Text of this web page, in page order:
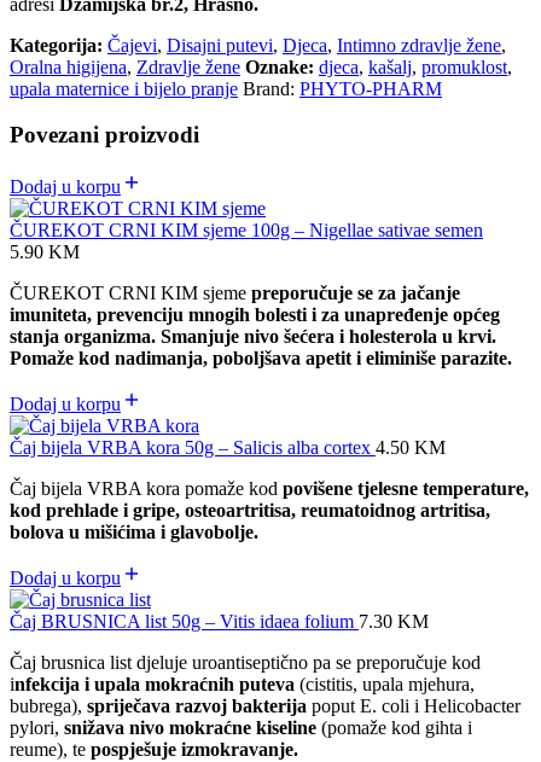
Kategorija: Čajevi, Disajni putevi, Djeca, Intimno zdravlje žene,
Oralna higijena, Zdravlje žene Oznake: djeca, kašalj, promuklost,
upala maternice i bijelo pranje Brand: PHYTO-PHARM
Povezani proizvodi
Dodaj u korpu
ČUREKOT CRNI KIM sjeme 100g – Nigellae sativae semen
5.90 KM
ČUREKOT CRNI KIM sjeme preporučuje se za jačanje
imuniteta, prevenciju mnogih bolesti i za unapređenje općeg
stanja organizma. Smanjuje nivo šećera i holesterola u krvi.
Pomaže kod nadimanja, poboljšava apetit i eliminiše parazite.
Dodaj u korpu
Čaj bijela VRBA kora 50g – Salicis alba cortex 4.50 KM
Čaj bijela VRBA kora pomaže kod povišene tjelesne temperature,
kod prehlade i gripe, osteoartritisa, reumatoidnog artritisa,
bolova u mišićima i glavobolje.
Dodaj u korpu
Čaj BRUSNICA list 50g – Vitis idaea folium 7.30 KM
Čaj brusnica list djeluje uroantiseptično pa se preporučuje kod
infekcija i upala mokraćnih puteva (cistitis, upala mjehura,
bubrega), spriječava razvoj bakterija poput E. coli i Helicobacter
pylori, snižava nivo mokraćne kiseline (pomaže kod gihta i
reume), te pospješuje izmokravanje.